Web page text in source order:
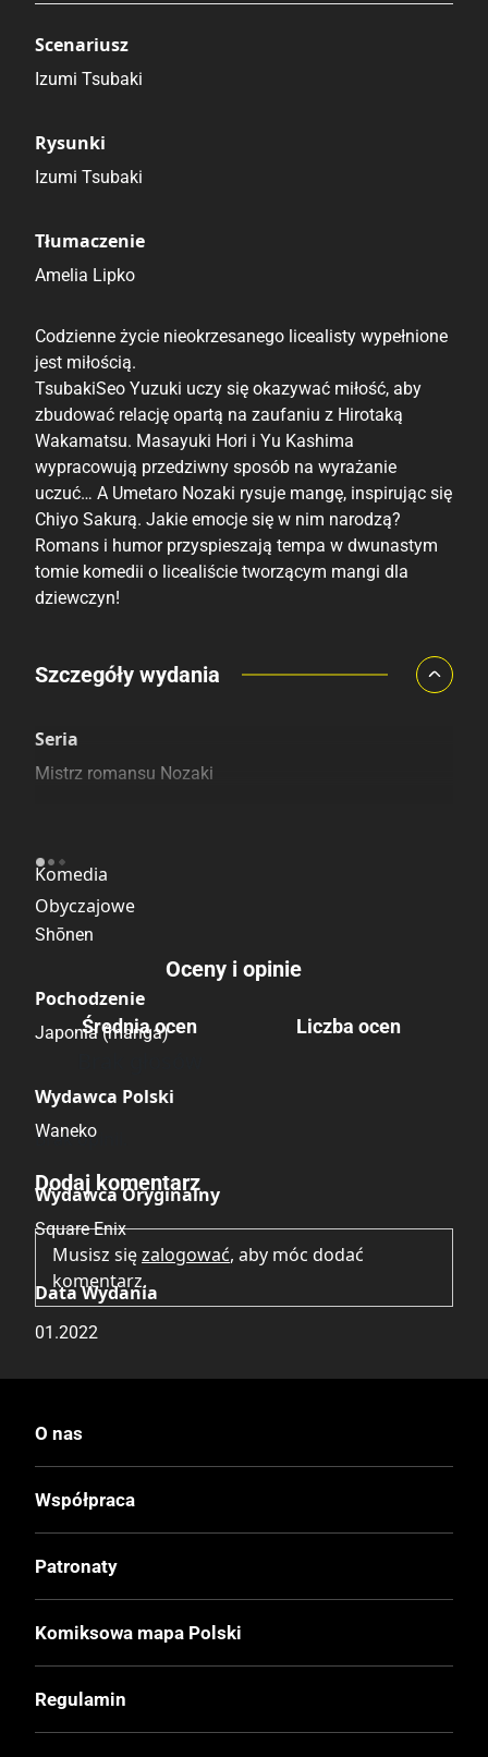
Scenariusz
Izumi Tsubaki
Rysunki
Izumi Tsubaki
Tłumaczenie
Amelia Lipko
Codzienne życie nieokrzesanego licealisty wypełnione
jest miłością.
TsubakiSeo Yuzuki uczy się okazywać miłość, aby
zbudować relację opartą na zaufaniu z Hirotaką
Wakamatsu. Masayuki Hori i Yu Kashima
wypracowują przedziwny sposób na wyrażanie
uczuć… A Umetaro Nozaki rysuje mangę, inspirując się
Chiyo Sakurą. Jakie emocje się w nim narodzą?
Romans i humor przyspieszają tempa w dwunastym
tomie komedii o licealiście tworzącym mangi dla
dziewczyn!
Porównaj ceny
Szczegóły wydania
Seria
Mistrz romansu Nozaki
Komedia
Obyczajowe
Shōnen
Pochodzenie
Japonia (manga)
Wydawca Polski
Waneko
Wydawca Oryginalny
Square Enix
Data Wydania
01.2022
I
Druk
Czerń / Biel
Miękka z obwolutą
Format
Oceny i opinie
Średnia ocen Liczba ocen
Brak opinii.
Dodaj komentarz
Musisz sięzalogować, aby móc dodać
komentarz.
O nas
Współpraca
Patronaty
Komiksowa mapa Polski
Regulamin